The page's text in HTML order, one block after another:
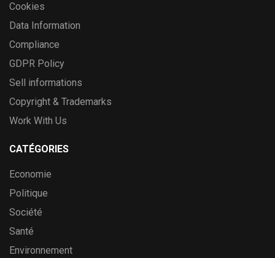
Cookies
Data Information
Compliance
GDPR Policy
Sell informations
Copyright & Trademarks
Work With Us
CATÉGORIES
Economie
Politique
Société
Santé
Environnement